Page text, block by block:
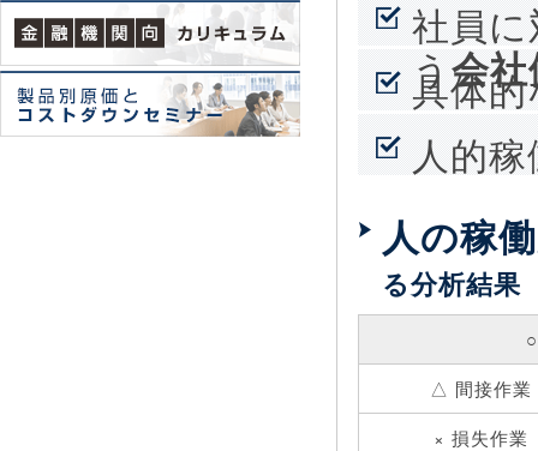
社員
う 会
具体
人的
人の稼
る分析結果
△ 間接作業
× 損失作業